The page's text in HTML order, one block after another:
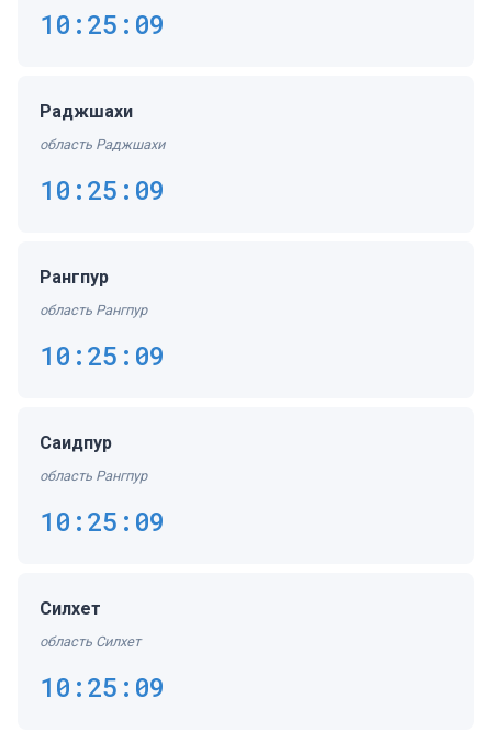
10:25:09
Раджшахи
область Раджшахи
10:25:09
Рангпур
область Рангпур
10:25:09
Саидпур
область Рангпур
10:25:09
Силхет
область Силхет
10:25:09